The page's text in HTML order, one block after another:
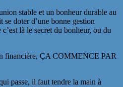
stable et un bonheur durable au
se doter d’une bonne gestion
là le secret du bonheur, ou du
financière, ÇA COMMENCE PAR
passe, il faut tendre la main à